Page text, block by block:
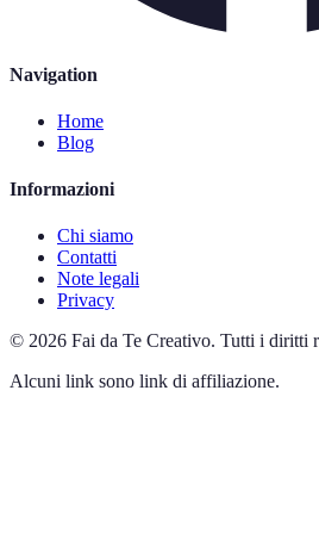
Navigation
Home
Blog
Informazioni
Chi siamo
Contatti
Note legali
Privacy
© 2026 Fai da Te Creativo. Tutti i diritti
Alcuni link sono link di affiliazione.